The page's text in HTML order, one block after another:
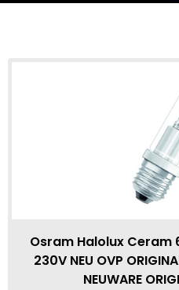
Osram Halolux Ceram
230V NEU OVP
NEUWARE